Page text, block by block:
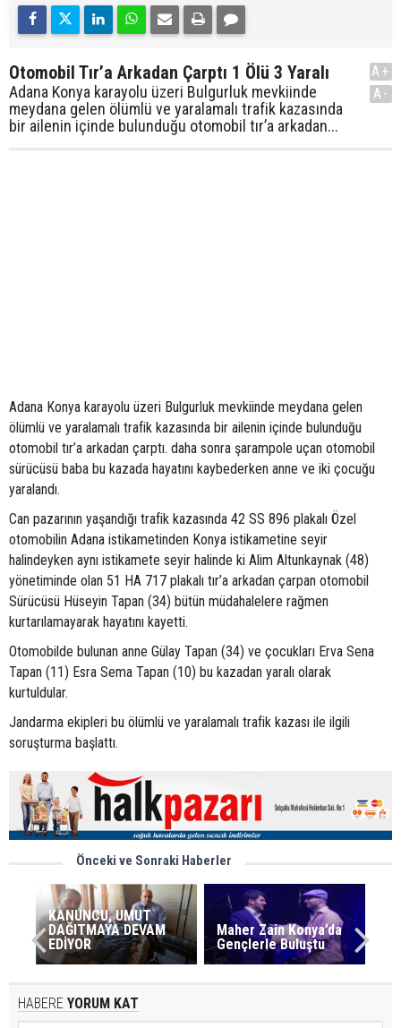
Otomobil Tır’a Arkadan Çarptı 1 Ölü 3 Yaralı
Adana Konya karayolu üzeri Bulgurluk mevkiinde
meydana gelen ölümlü ve yaralamalı trafik kazasında
bir ailenin içinde bulunduğu otomobil tır’a arkadan...
A+
A-
Adana Konya karayolu üzeri Bulgurluk mevkiinde meydana gelen
ölümlü ve yaralamalı trafik kazasında bir ailenin içinde bulunduğu
otomobil tır’a arkadan çarptı. daha sonra şarampole uçan otomobil
sürücüsü baba bu kazada hayatını kaybederken anne ve iki çocuğu
yaralandı.
Can pazarının yaşandığı trafik kazasında 42 SS 896 plakalı Özel
otomobilin Adana istikametinden Konya istikametine seyir
halindeyken aynı istikamete seyir halinde ki Alim Altunkaynak (48)
yönetiminde olan 51 HA 717 plakalı tır’a arkadan çarpan otomobil
Sürücüsü Hüseyin Tapan (34) bütün müdahalelere rağmen
kurtarılamayarak hayatını kayetti.
Otomobilde bulunan anne Gülay Tapan (34) ve çocukları Erva Sena
Tapan (11) Esra Sema Tapan (10) bu kazadan yaralı olarak
kurtuldular.
Jandarma ekipleri bu ölümlü ve yaralamalı trafik kazası ile ilgili
soruşturma başlattı.
Önceki ve Sonraki Haberler
KANUNCU, UMUT
DAĞITMAYA DEVAM
EDİYOR
Maher Zain Konya’da
Gençlerle Buluştu
HABERE YORUM KAT